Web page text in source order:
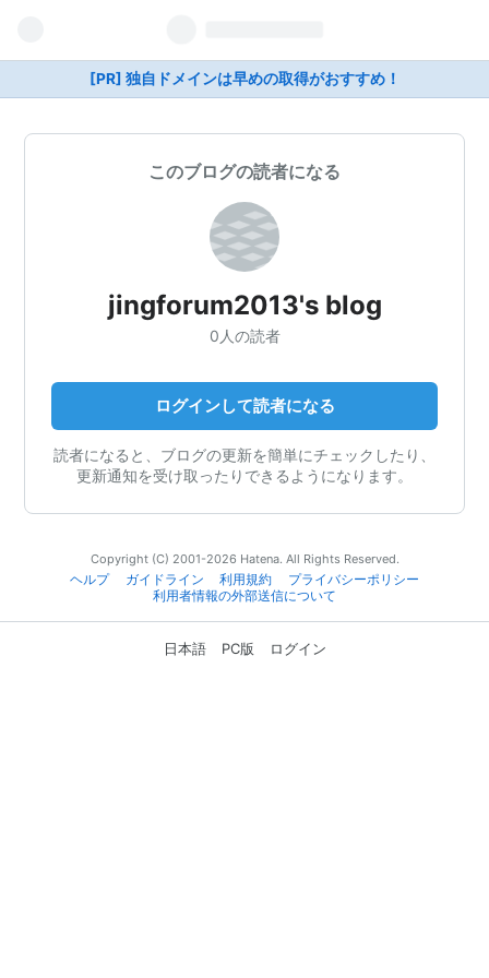
[PR] 独自ドメインは早めの取得がおすすめ！
このブログの読者になる
jingforum2013's blog
0人の読者
ログインして読者になる
読者になると、ブログの更新を簡単にチェックしたり、
更新通知を受け取ったりできるようになります。
Copyright (C) 2001-2026 Hatena. All Rights Reserved.
ヘルプ
ガイドライン 利用規約
プライバシーポリシー
利用者情報の外部送信について
日本語 PC版 ログイン